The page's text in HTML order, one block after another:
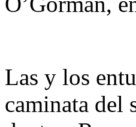
Las y los
caminata del